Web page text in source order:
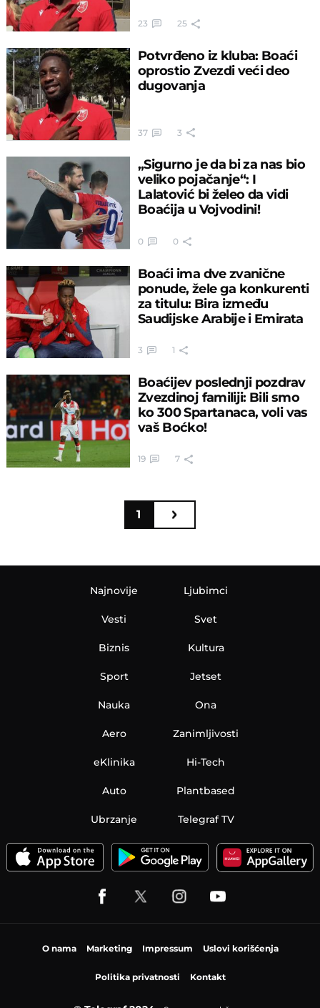
23 25
Potvrđeno iz kluba: Boaći
oprostio Zvezdi veći deo
dugovanja
37 3
„Sigurno je da bi za nas bio
veliko pojačanje“: I
Lalatović bi želeo da vidi
Boaćija u Vojvodini!
0 0
Boaći ima dve zvanične
ponude, žele ga konkurenti
za titulu: Bira između
Saudijske Arabije i Emirata
3 1
Boaćijev poslednji pozdrav
Zvezdinoj familiji: Bili smo
ko 300 Spartanaca, voli vas
vaš Boćko!
19 7
1
Najnovije
Vesti
Biznis
Sport
Nauka
Aero
Ljubimci
Svet
Kultura
Jetset
Ona
Zanimljivosti
eKlinika Hi-Tech
Auto Plantbased
Ubrzanje Telegraf TV
O nama Marketing Impressum Uslovi korišćenja
Politika privatnosti Kontakt